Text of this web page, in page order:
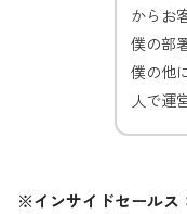
からお
僕の部
僕の他
人で運
※インサイドセールス